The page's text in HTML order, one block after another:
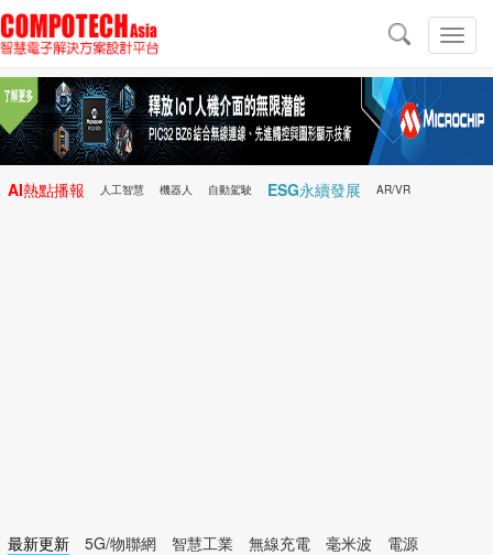
切
換
導
導
航
AI熱點播報 人工智慧 機器人 自動駕駛 ESG永續發展 AR/VR
最新更新 5G/物聯網 智慧工業 無線充電 毫米波
電源